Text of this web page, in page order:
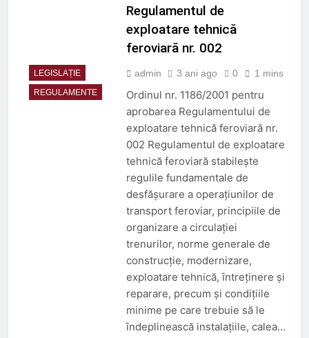
LEGISLAȚIE
REGULAMENTE
Regulamentul de
exploatare tehnică
feroviară nr. 002
admin 3 ani ago 0 1 mins
Ordinul nr. 1186/2001 pentru
aprobarea Regulamentului de
exploatare tehnică feroviară nr.
002 Regulamentul de exploatare
tehnică feroviară stabileşte
regulile fundamentale de
desfăşurare a operaţiunilor de
transport feroviar, principiile de
organizare a circulaţiei
trenurilor, norme generale de
construcţie, modernizare,
exploatare tehnică, întreţinere şi
reparare, precum şi condiţiile
minime pe care trebuie să le
îndeplinească instalaţiile, calea…